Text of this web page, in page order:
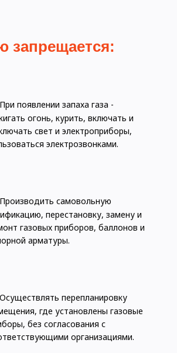
запрещается:
При появлении запаха газа -
огонь, курить, включать и
свет и электроприборы,
электрозвонками.
Производить самовольную
перестановку, замену и
газовых приборов, баллонов и
арматуры.
Осуществлять перепланировку
где установлены газовые
без согласования с
организациями.